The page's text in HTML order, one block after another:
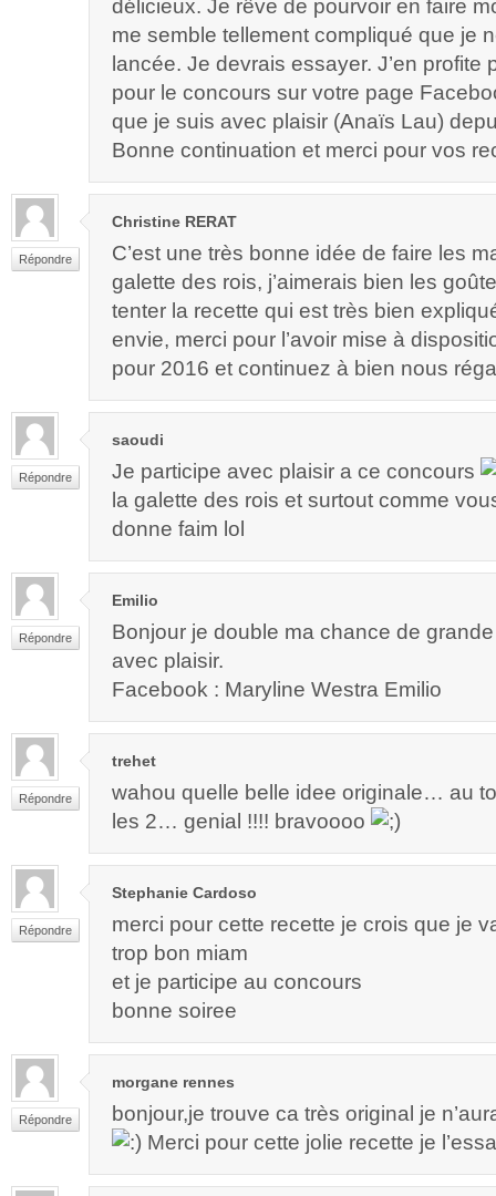
délicieux. Je rêve de pourvoir en faire
me semble tellement compliqué que je
lancée. Je devrais essayer. J’en profite
pour le concours sur votre page
que je suis avec plaisir (Anaïs Lau)
Bonne continuation et merci pour vos
Répondre
Christine RERAT
C’est une très bonne idée de faire les
galette des rois, j’aimerais bien les
tenter la recette qui est très bien
envie, merci pour l’avoir mise à
pour 2016 et continuez à bien nous
Répondre
saoudi
Je participe avec plaisir a ce concours
la galette des rois et surtout comme
donne faim lol
Répondre
Emilio
Bonjour je double ma chance de
avec plaisir.
Facebook : Maryline Westra Emilio
Répondre
trehet
wahou quelle belle idee originale… au
les 2… genial !!!! bravoooo
Répondre
Stephanie Cardoso
merci pour cette recette je crois que je
trop bon miam
et je participe au concours
bonne soiree
Répondre
morgane rennes
bonjour,je trouve ca très original je
Merci pour cette jolie recette je